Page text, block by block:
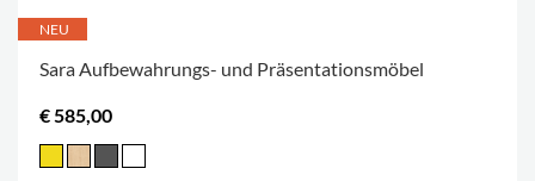
NEU
Sara Aufbewahrungs- und Präsentationsmöbel
€ 585,00